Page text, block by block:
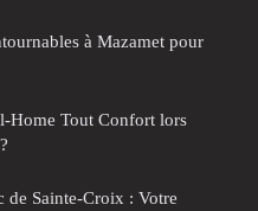
à Mazamet pour
Home Tout Confort lors
de Sainte-Croix : Votre